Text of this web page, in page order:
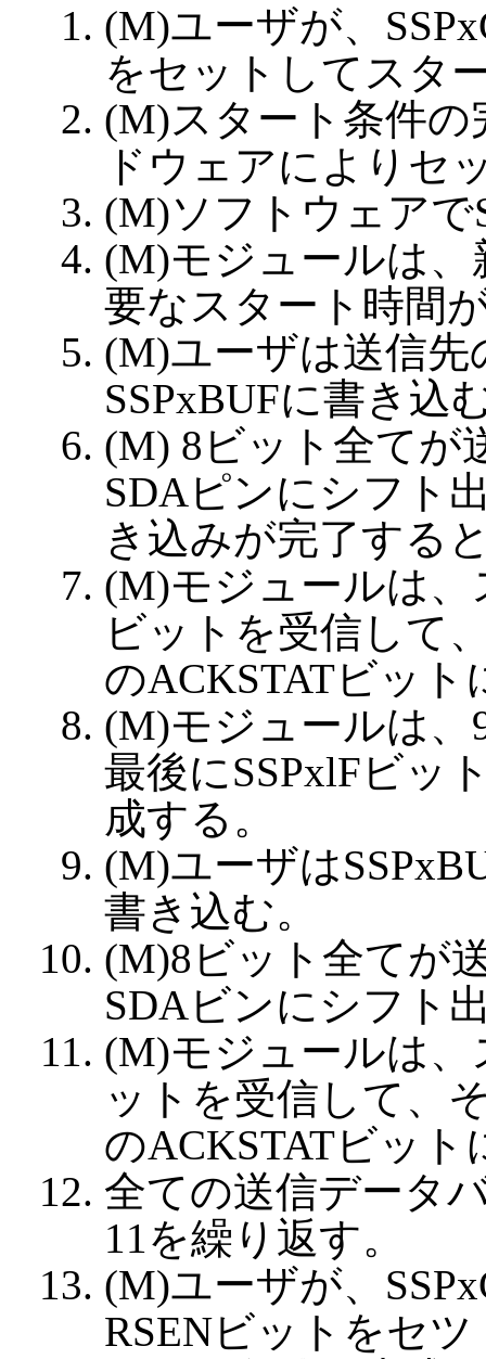
(M)ユーザが、
をセットしてスタ
(M)スタート条件の
ドウェアによりセ
(M)ソフトウェアで
(M)モジュールは
要なスタート時間
(M)ユーザは送信
SSPxBUFに書き込
(M) 8ビット全てが
SDAピンにシフト
き込みが完了する
(M)モジュールは
ビットを受信して
のACKSTATビット
(M)モジュールは
最後にSSPxlFビッ
成する。
(M)ユーザは
書き込む。
(M)8ビット全てが
SDAビンにシフト
(M)モジュールは
ットを受信して、
のACKSTATビット
全ての送信データ
11を繰り返す。
(M)ユーザが、
RSENビットをセ